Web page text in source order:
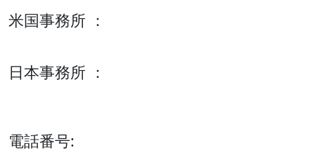
米国事務所 ：
日本事務所 ：
電話番号: